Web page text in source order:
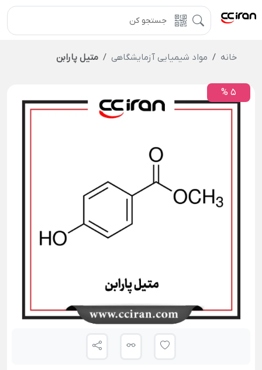
خانه مواد شیمیایی آزمایشگاهی متیل پارابن
5 %